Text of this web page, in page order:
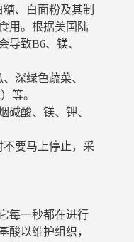
、白面粉及其制
用。根据美国陆
导致B6、镁、
深绿色蔬菜、
等。
碱酸、镁、钾、
不要马上停止，采
每一秒都在进行
酸以维护组织，